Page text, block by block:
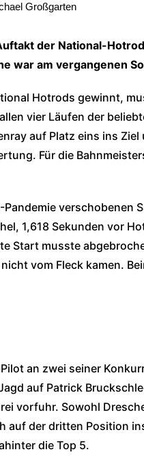
Großgarten
der National-
war am vergangenen
Hotrods gewinnt,
vier Läufen der
auf Platz eins ins
Für die
Pandemie verschobenen
1,618 Sekunden vor
Start musste
vom Fleck kamen.
an zwei seiner
auf Patrick
vorfuhr. Sowohl
auf der dritten Position
die Top 5.